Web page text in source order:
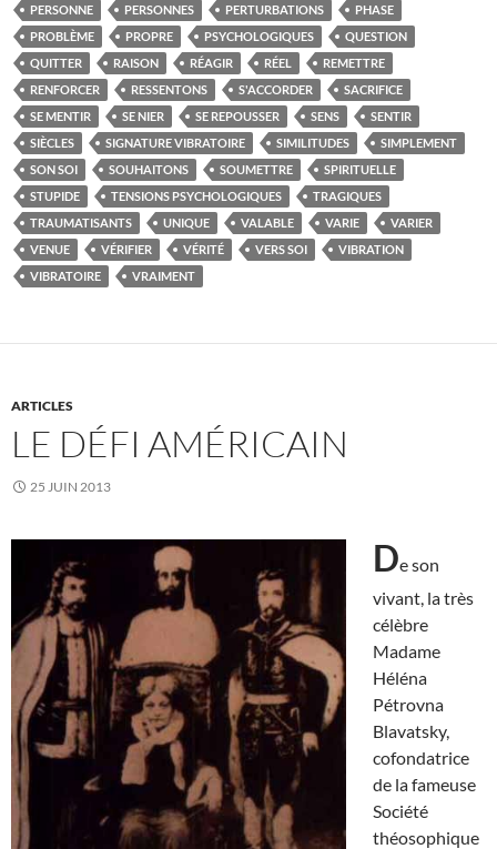
PERSONNE
PERSONNES PERTURBATIONS
PHASE
PROBLÈME
PROPRE PSYCHOLOGIQUES
QUESTION
QUITTER
RAISON RÉAGIR RÉEL
REMETTRE
RENFORCER
RESSENTONS S'ACCORDER
SACRIFICE
SE MENTIR
SE NIER SE REPOUSSER SENS
SENTIR
SIÈCLES
SIGNATURE VIBRATOIRE SIMILITUDES
SIMPLEMENT
SON SOI
SOUHAITONS SOUMETTRE
SPIRITUELLE
STUPIDE
TENSIONS PSYCHOLOGIQUES
TRAGIQUES
TRAUMATISANTS
UNIQUE VALABLE VARIE
VARIER
VENUE
VÉRIFIER VÉRITÉ VERS SOI
VIBRATION
VIBRATOIRE
VRAIMENT
ARTICLES
LE DÉFI AMÉRICAIN
25 JUIN 2013
De son
vivant, la très
célèbre
Madame
Héléna
Pétrovna
Blavatsky,
cofondatrice
de la fameuse
Société
théosophique